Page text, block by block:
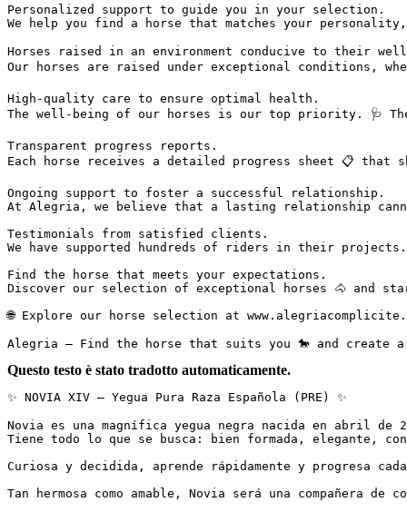
Personalized support to guide you in your selection.
We help you find a horse that matches your
Horses raised in an environment conducive to their
Our horses are raised under exceptional conditions,
High-quality care to ensure optimal health.
The well-being of our horses is our top priority. 🩺
Transparent progress reports.
Each horse receives a detailed progress sheet 📋
Ongoing support to foster a successful relationship.
At Alegria, we believe that a lasting relationship
Testimonials from satisfied clients.
We have supported hundreds of riders in their
Find the horse that meets your expectations.
Discover our selection of exceptional horses 🐴 and
🌐 Explore our horse selection at
Alegria – Find the horse that suits you 🐎 and create
Questo testo è stato tradotto automaticamente.
✨ NOVIA XIV – Yegua Pura Raza Española (PRE) ✨
Novia es una magnífica yegua negra nacida en abril
Tiene todo lo que se busca: bien formada, elegante,
Curiosa y decidida, aprende rápidamente y progresa
Tan hermosa como amable, Novia será una compañera